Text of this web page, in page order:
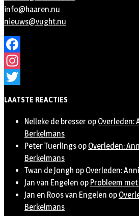
info@haaren.nu
nieuws@vught.nu
Facebook
Instagram
LAATSTE REACTIES
Nelleke de bresser op Overleden:
Berkelmans
Peter Tuerlings op Overleden:
Berkelmans
Twan de Jongh op Overleden:
Jan van Engelen op Probleem
Jan en Roos van Engelen op
Berkelmans